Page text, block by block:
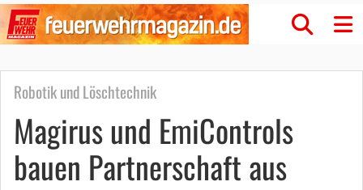
Robotik und Löschtechnik
Magirus und EmiControls
bauen Partnerschaft aus